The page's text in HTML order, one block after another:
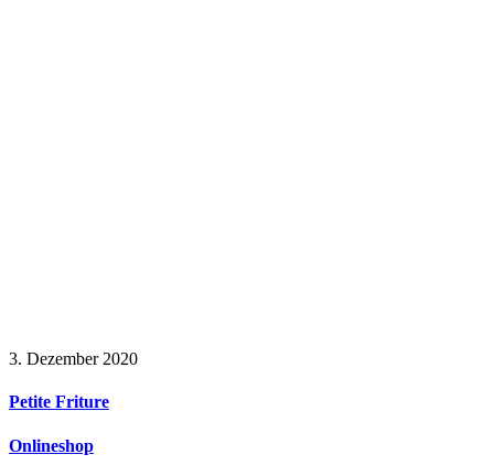
3. Dezember 2020
Petite Friture
Onlineshop